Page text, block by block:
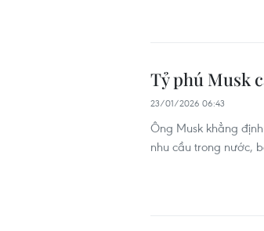
Tỷ phú Musk
23/01/2026 06:43
Ông Musk khẳng
nhu cầu trong nước,